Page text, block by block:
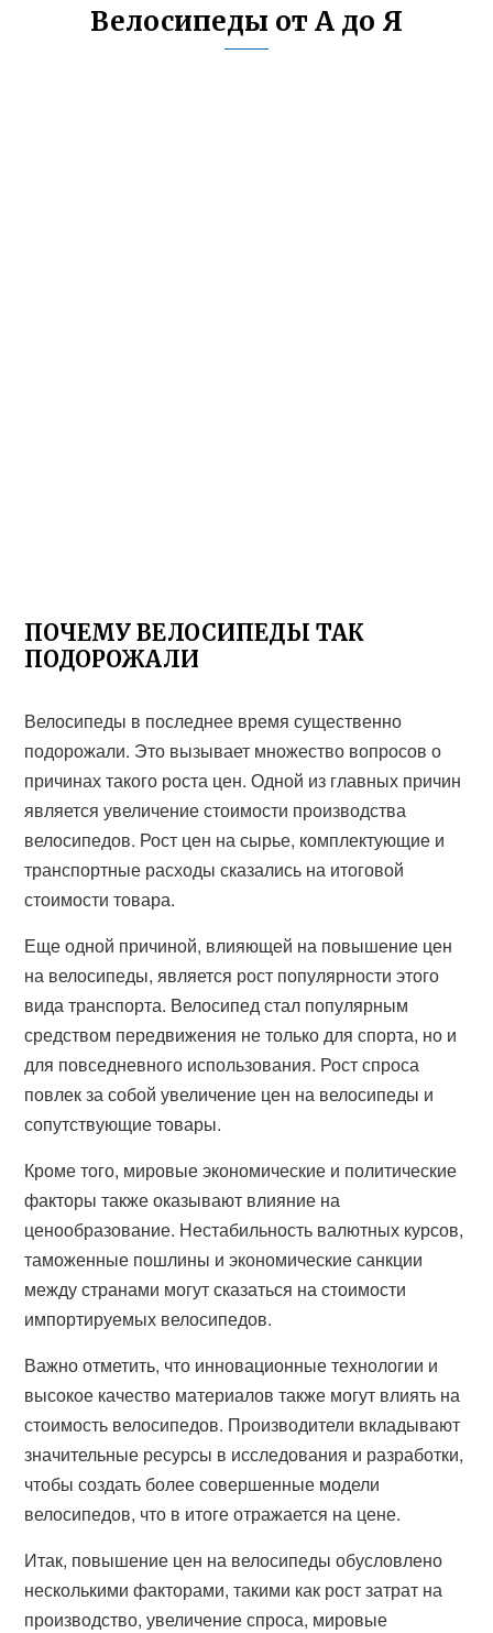
Велосипеды от А до Я
ПОЧЕМУ ВЕЛОСИПЕДЫ ТАК
ПОДОРОЖАЛИ
Велосипеды в последнее время существенно
подорожали. Это вызывает множество вопросов о
причинах такого роста цен. Одной из главных причин
является увеличение стоимости производства
велосипедов. Рост цен на сырье, комплектующие и
транспортные расходы сказались на итоговой
стоимости товара.
Еще одной причиной, влияющей на повышение цен
на велосипеды, является рост популярности этого
вида транспорта. Велосипед стал популярным
средством передвижения не только для спорта, но и
для повседневного использования. Рост спроса
повлек за собой увеличение цен на велосипеды и
сопутствующие товары.
Кроме того, мировые экономические и политические
факторы также оказывают влияние на
ценообразование. Нестабильность валютных курсов,
таможенные пошлины и экономические санкции
между странами могут сказаться на стоимости
импортируемых велосипедов.
Важно отметить, что инновационные технологии и
высокое качество материалов также могут влиять на
стоимость велосипедов. Производители вкладывают
значительные ресурсы в исследования и разработки,
чтобы создать более совершенные модели
велосипедов, что в итоге отражается на цене.
Итак, повышение цен на велосипеды обусловлено
несколькими факторами, такими как рост затрат на
производство, увеличение спроса, мировые